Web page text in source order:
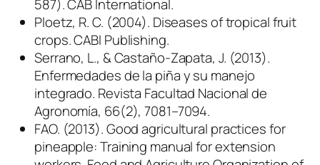
587). CAB International.
Ploetz, R. C. (2004). Diseases of tropical fruit
crops. CABI Publishing.
Serrano, L., & Castaño-Zapata, J. (2013).
Enfermedades de la piña y su manejo
integrado. Revista Facultad Nacional de
Agronomía, 66(2), 7081–7094.
FAO. (2013). Good agricultural practices for
pineapple: Training manual for extension